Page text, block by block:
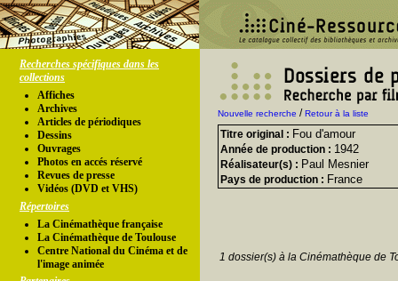
Recherches spécifiques dans les
collections
Affiches
Archives
Articles de périodiques
Dessins
Ouvrages
Photos en accés réservé
Revues de presse
Vidéos (DVD et VHS)
Répertoires
La Cinémathèque française
La Cinémathèque de Toulouse
Centre National du Cinéma et de
l'image animée
Nouvelle recherche /Retour à la liste
Titre original : Fou d'amour
Année de production : 1942
Réalisateur(s) : Paul Mesnier
Pays de production : France
1 dossier(s) à la Cinémathèque de